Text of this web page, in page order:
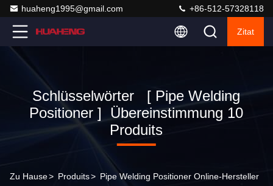
huaheng1995@gmail.com +86-512-57328118
Zitat
Schlüsselwörter [ Pipe Welding
Positioner ] Übereinstimmung 10
Produits
Zu Hause> Produits> Pipe Welding Positioner Online-Hersteller